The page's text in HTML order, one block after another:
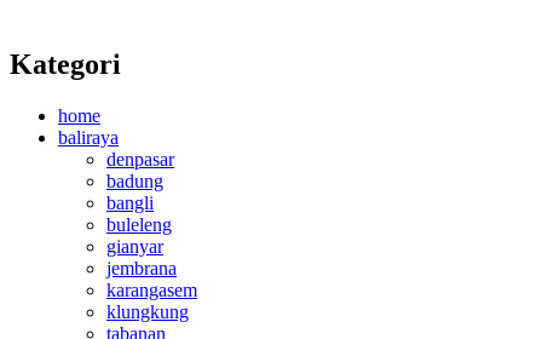
Kategori
home
baliraya
denpasar
badung
bangli
buleleng
gianyar
jembrana
karangasem
klungkung
tabanan